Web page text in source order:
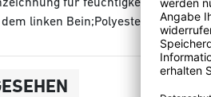
dem linken Bein;Polyester und